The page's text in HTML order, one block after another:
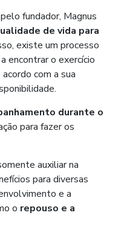
fundador, Magnus
de vida para
existe um processo
encontrar o exercício
com a sua
durante o
para fazer os
auxiliar na
para diversas
e a
o repouso e a